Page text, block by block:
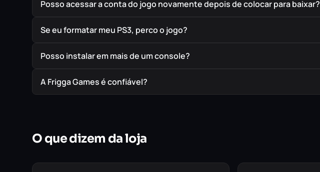
Posso acessar a conta do jogo novamente depois de colocar para baixar?
Se eu formatar meu PS3, perco o jogo?
Posso instalar em mais de um console?
A Frigga Games é confiável?
O que dizem da loja